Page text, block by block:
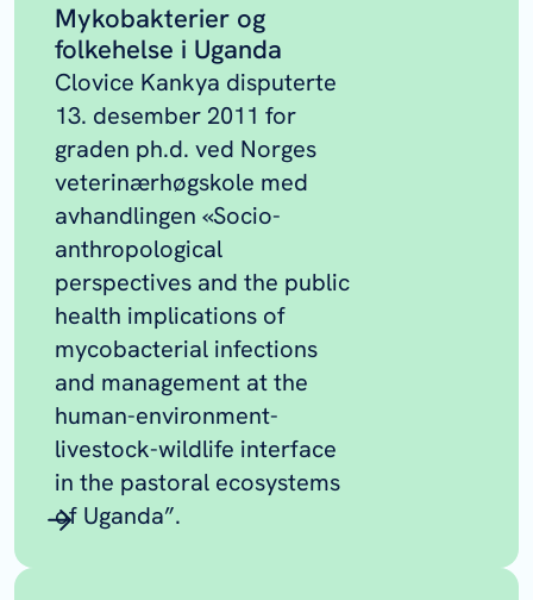
Mykobakterier og
folkehelse i Uganda
Clovice Kankya disputerte
13. desember 2011 for
graden ph.d. ved Norges
veterinærhøgskole med
avhandlingen «Socio-
anthropological
perspectives and the public
health implications of
mycobacterial infections
and management at the
human-environment-
livestock-wildlife interface
in the pastoral ecosystems
of Uganda”.